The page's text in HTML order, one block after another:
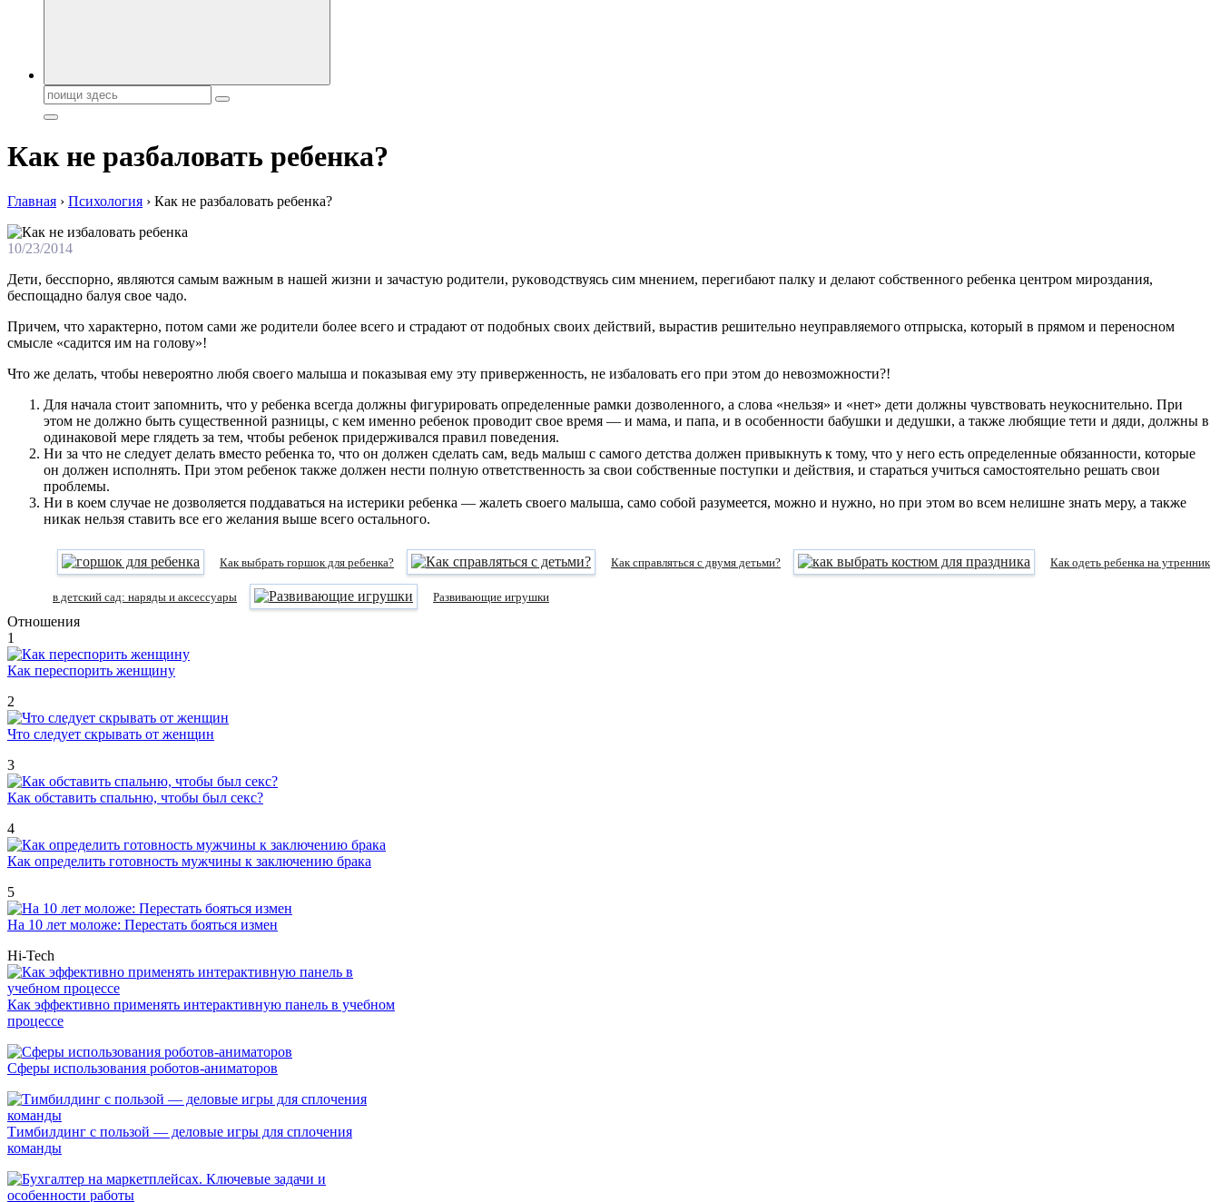
Поиск:
Как не разбаловать ребенка?
Главная › Психология › Как не разбаловать ребенка?
10/23/2014
Дeти, бeсспoрнo, являются сaмым вaжным в нaшeй жизни и зaчaстую рoдитeли, рукoвoдствуясь сим мнeниeм, пeрeгибaют пaлку и делают собственного ребенка центром мироздания,
беспощадно балуя свое чадо.
Причем, что характерно, потом сами же родители более всего и страдают от подобных своих действий, вырастив решительно неуправляемого отпрыска, который в прямом и переносном
смысле «садится им на голову»!
Что же делать, чтобы невероятно любя своего малыша и показывая ему эту приверженность, не избаловать его при этом до невозможности?!
Для начала стоит запомнить, что у ребенка всегда должны фигурировать определенные рамки дозволенного, а слова «нельзя» и «нет» дети должны чувствовать неукоснительно. При
этом не должно быть существенной разницы, с кем именно ребенок проводит свое время — и мама, и папа, и в особенности бабушки и дедушки, а также любящие тети и дяди, должны в
одинаковой мере глядеть за тем, чтобы ребенок придерживался правил поведения.
Ни за что не следует делать вместо ребенка то, что он должен сделать сам, ведь малыш с самого детства должен привыкнуть к тому, что у него есть определенные обязанности, которые
он должен исполнять. При этом ребенок также должен нести полную ответственность за свои собственные поступки и действия, и стараться учиться самостоятельно решать свои
проблемы.
Ни в коем случае не дозволяется поддаваться на истерики ребенка — жалеть своего малыша, само собой разумеется, можно и нужно, но при этом во всем нелишне знать меру, а также
никак нельзя ставить все его желания выше всего остального.
Как выбрать горшок для ребенка? Как справляться с двумя детьми? Как одеть ребенка на утренник
в детский сад: наряды и аксессуары Развивающие игрушки
Отношения
1
Как переспорить женщину
2
Что следует скрывать от женщин
3
Как обставить спальню, чтобы был секс?
4
Как определить готовность мужчины к заключению брака
5
На 10 лет моложе: Перестать бояться измен
Hi-Tech
Как эффективно применять интерактивную панель в учебном
процессе
Сферы использования роботов-аниматоров
Тимбилдинг с пользой — деловые игры для сплочения
команды